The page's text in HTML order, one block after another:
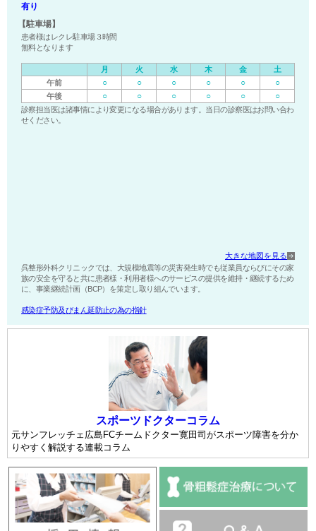
有り
【駐車場】
患者様はレクレ駐車場３時間
無料となります
月 火 水 木 金
土
午前
○ ○ ○ ○ ○ ○
午後 ○ ○ ○ ○ ○ ○
診察担当医は諸事情により変更になる場合があります。当日の診察医はお問い合わ
せください。
大きな地図を見る
呉整形外科クリニックでは、大規模地震等の災害発生時でも従業員ならびにその家
族の安全を守ると共に患者様・利用者様へのサービスの提供を維持・継続するため
に、事業継続計画（BCP）を策定し取り組んでいます。
感染症予防及びまん延防止の為の指針
スポーツドクターコラム
元サンフレッチェ広島FCチームドクター寛田司がスポーツ障害を分か
りやすく解説する連載コラム